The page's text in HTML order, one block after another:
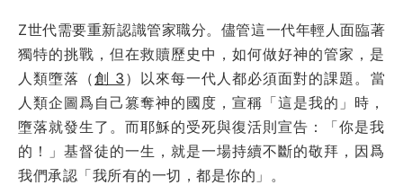
Z世代需要重新認識管家職分。儘管這一代年輕人面臨著
獨特的挑戰，但在救贖歷史中，如何做好神的管家，是
人類墮落（創 3 ）以來每一代人都必須面對的課題。當
人類企圖爲自己篡奪神的國度，宣稱「這是我的」時，
墮落就發生了。而耶穌的受死與復活則宣告：「你是我
的！」基督徒的一生，就是一場持續不斷的敬拜，因爲
我們承認「我所有的一切，都是你的」。